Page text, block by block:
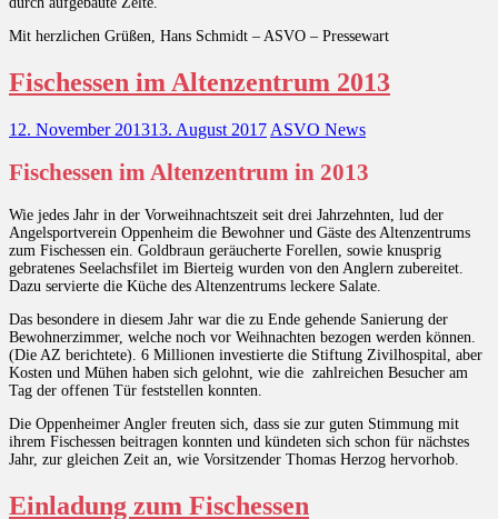
Mit herzlichen Grüßen, Hans Schmidt – ASVO – Pressewart
Fischessen im Altenzentrum 2013
12. November 201313. August 2017 ASVO News
Fischessen im Altenzentrum in 2013
Wie jedes Jahr in der Vorweihnachtszeit seit drei Jahrzehnten, lud der
Angelsportverein Oppenheim die Bewohner und Gäste des Altenzentrums
zum Fischessen ein. Goldbraun geräucherte Forellen, sowie knusprig
gebratenes Seelachsfilet im Bierteig wurden von den Anglern zubereitet.
Dazu servierte die Küche des Altenzentrums leckere Salate.
Das besondere in diesem Jahr war die zu Ende gehende Sanierung der
Bewohnerzimmer, welche noch vor Weihnachten bezogen werden können.
(Die AZ berichtete). 6 Millionen investierte die Stiftung Zivilhospital, aber
Kosten und Mühen haben sich gelohnt, wie die zahlreichen Besucher am
Tag der offenen Tür feststellen konnten.
Die Oppenheimer Angler freuten sich, dass sie zur guten Stimmung mit
ihrem Fischessen beitragen konnten und kündeten sich schon für nächstes
Jahr, zur gleichen Zeit an, wie Vorsitzender Thomas Herzog hervorhob.
Einladung zum Fischessen